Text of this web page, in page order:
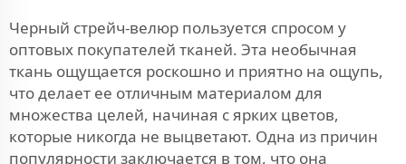
Черный стрейч-велюр пользуется спросом у
оптовых покупателей тканей. Эта необычная
ткань ощущается роскошно и приятно на ощупь,
что делает ее отличным материалом для
множества целей, начиная с ярких цветов,
которые никогда не выцветают. Одна из причин
популярности заключается в том, что она